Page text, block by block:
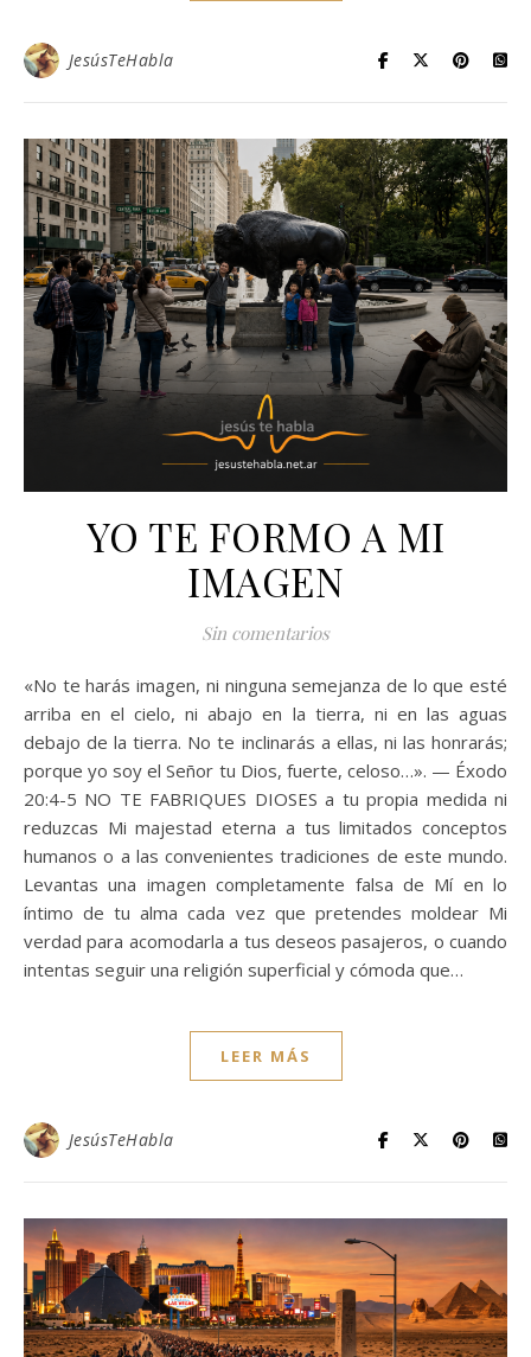
JesúsTeHabla
YO TE FORMO A MI
IMAGEN
Sin comentarios
«No te harás imagen, ni ninguna semejanza de lo que esté
arriba en el cielo, ni abajo en la tierra, ni en las aguas
debajo de la tierra. No te inclinarás a ellas, ni las honrarás;
porque yo soy el Señor tu Dios, fuerte, celoso…». — Éxodo
20:4-5 NO TE FABRIQUES DIOSES a tu propia medida ni
reduzcas Mi majestad eterna a tus limitados conceptos
humanos o a las convenientes tradiciones de este mundo.
Levantas una imagen completamente falsa de Mí en lo
íntimo de tu alma cada vez que pretendes moldear Mi
verdad para acomodarla a tus deseos pasajeros, o cuando
intentas seguir una religión superficial y cómoda que…
LEER MÁS
JesúsTeHabla